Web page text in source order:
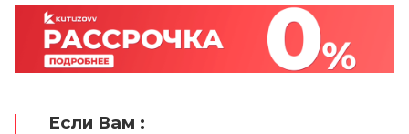
Если Вам :